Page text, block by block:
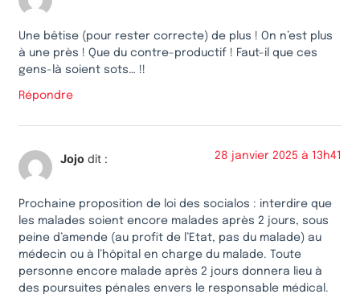
Une bêtise (pour rester correcte) de plus ! On n’est plus
à une près ! Que du contre-productif ! Faut-il que ces
gens-là soient sots… !!
Répondre
Jojo dit : 28 janvier 2025 à 13h41
Prochaine proposition de loi des socialos : interdire que
les malades soient encore malades après 2 jours, sous
peine d’amende (au profit de l’Etat, pas du malade) au
médecin ou à l’hôpital en charge du malade. Toute
personne encore malade après 2 jours donnera lieu à
des poursuites pénales envers le responsable médical.